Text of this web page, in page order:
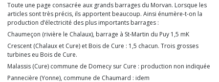
Toute une page consacrée aux grands barrages du Morvan. Lorsque les
articles sont très précis, ils apportent beaucoup. Ainsi énumère-t-on la
production d’électricité des plus importants barrages :
Chaumeçon (rivière le Chalaux), barrage à St-Martin du Puy 1,5 mK
Crescent (Chalaux et Cure) et Bois de Cure : 1,5 chacun. Trois grosses
turbines eu Bois de Cure.
Malassis (Cure) commune de Domecy sur Cure : production non indiquée
Pannecière (Yonne), commune de Chaumard : idem